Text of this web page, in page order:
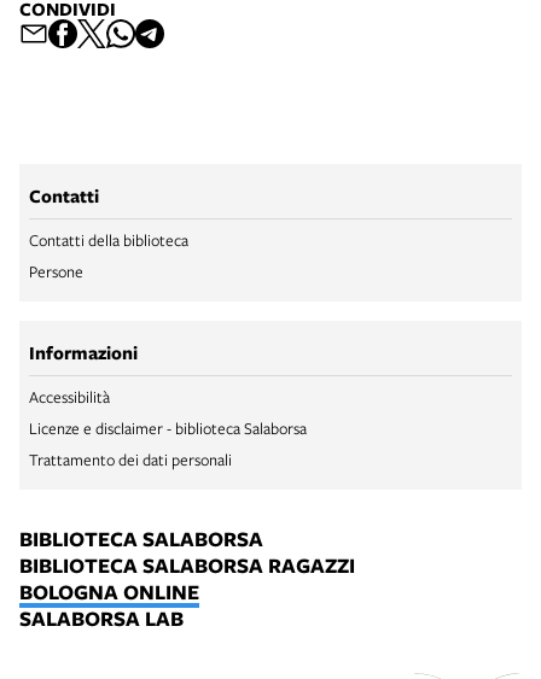
CONDIVIDI
Contatti
Contatti della biblioteca
Persone
Informazioni
Accessibilità
Licenze e disclaimer - biblioteca Salaborsa
Trattamento dei dati personali
BIBLIOTECA SALABORSA
BIBLIOTECA SALABORSA RAGAZZI
BOLOGNA ONLINE
SALABORSA LAB